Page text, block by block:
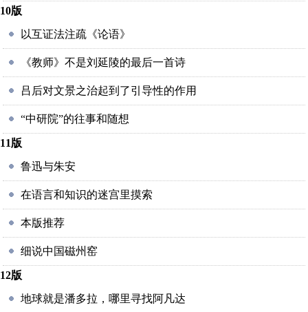
10版
以互证法注疏《论语》
《教师》不是刘延陵的最后一首诗
吕后对文景之治起到了引导性的作用
“中研院”的往事和随想
11版
鲁迅与朱安
在语言和知识的迷宫里摸索
本版推荐
细说中国磁州窑
12版
地球就是潘多拉，哪里寻找阿凡达